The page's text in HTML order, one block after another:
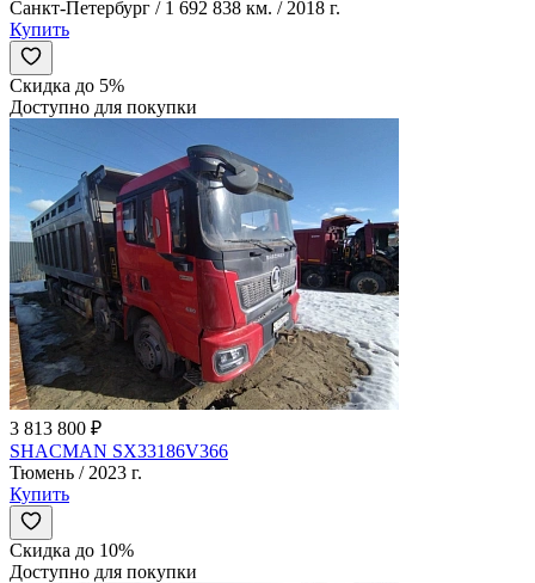
Санкт-Петербург / 1 692 838 км. / 2018 г.
Купить
Скидка до 5%
Доступно для покупки
3 813 800 ₽
SHACMAN SX33186V366
Тюмень / 2023 г.
Купить
Скидка до 10%
Доступно для покупки